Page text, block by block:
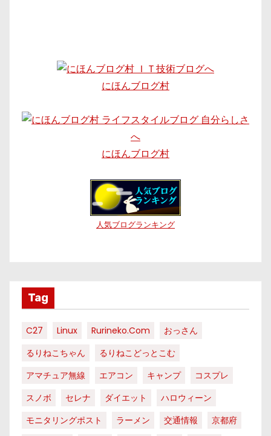
にほんブログ村
にほんブログ村
人気ブログランキング
Tag
C27 Linux Rurineko.com
おっさん
るりねこちゃん
るりねこどっとこむ
アマチュア無線
エアコン キャンプ
コスプレ
スノボ
セレナ ダイエット
ハロウィーン
モニタリングポスト
ラーメン 交通情報
京都府